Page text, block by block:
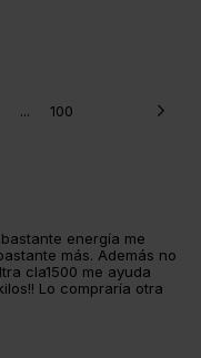
... 100
energía me
más. Además no
cla1500 me ayuda
Lo compraría otra